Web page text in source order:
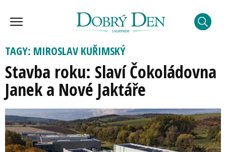
TAGY: MIROSLAV KUŘIMSKÝ
Stavba roku: Slaví Čokoládovna
Janek a Nové Jaktáře